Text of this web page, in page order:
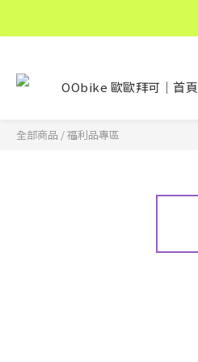
OObike 歐歐拜可｜首頁
全部商品 /福利品專區